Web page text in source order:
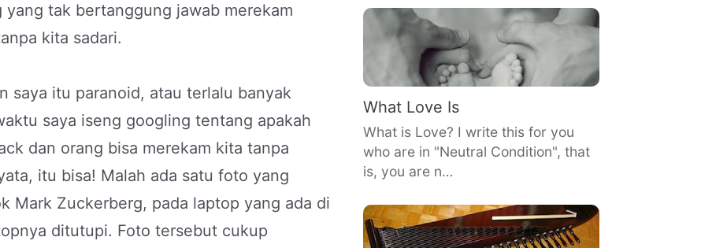
tak bertanggung jawab merekam
kita sadari.
saya itu paranoid, atau terlalu banyak
saya iseng googling tentang apakah
dan orang bisa merekam kita tanpa
itu bisa! Malah ada satu foto yang
Mark Zuckerberg, pada laptop yang ada di
ditutupi. Foto tersebut cukup
What Love Is
What is Love? I write this for you
who are in "Neutral Condition", that
is, you are n…